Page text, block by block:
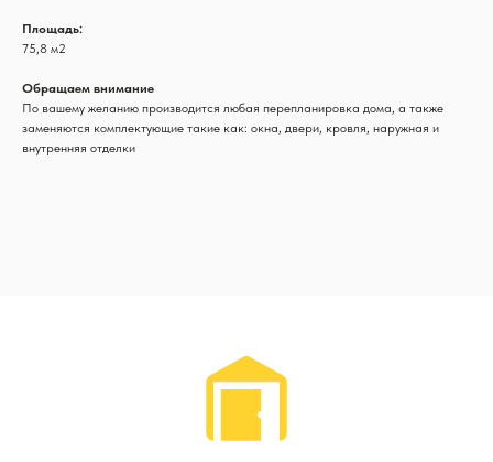
Площадь:
75,8 м2
Обращаем внимание
По вашему желанию производится любая перепланировка дома, а также
заменяются комплектующие такие как: окна, двери, кровля, наружная и
внутренняя отделки